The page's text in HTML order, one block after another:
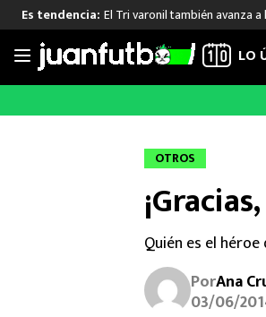
Saltar
Es tendencia: El Tri varonil también avanza
LIGA MX
Chivas de Guadalajara
FUT
Las
Selección
Europa
Real
Barcelona
LO
OTROS
Quién es el héroe
PorAna
03/06/